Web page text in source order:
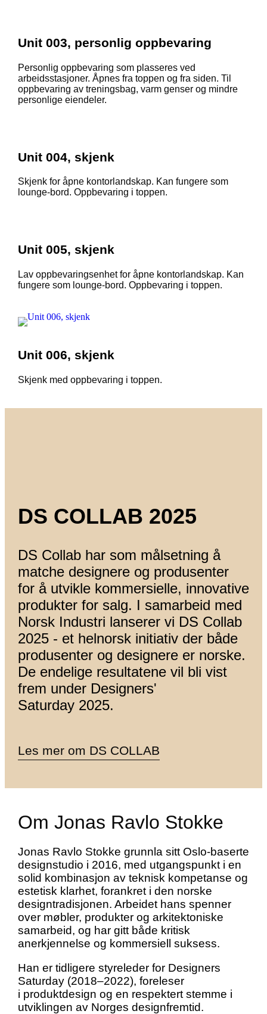
Unit 003, personlig oppbevaring
Personlig oppbevaring som plasseres ved
arbeidsstasjoner. Åpnes fra toppen og fra siden. Til
oppbevaring av treningsbag, varm genser og mindre
personlige eiendeler.
Unit 004, skjenk
Skjenk for åpne kontorlandskap. Kan fungere som
lounge-bord. Oppbevaring i toppen.
Unit 005, skjenk
Lav oppbevaringsenhet for åpne kontorlandskap. Kan
fungere som lounge-bord. Oppbevaring i toppen.
Unit 006, skjenk
Skjenk med oppbevaring i toppen.
DS COLLAB 2025
DS Collab har som målsetning å
matche designere og produsenter
for å utvikle kommersielle, innovative
produkter for salg. I samarbeid med
Norsk Industri lanserer vi DS Collab
2025 - et helnorsk initiativ der både
produsenter og designere er norske.
De endelige resultatene vil bli vist
frem under Designers'
Saturday 2025.
Les mer om DS COLLAB
Om Jonas Ravlo Stokke
Jonas Ravlo Stokke grunnla sitt Oslo-baserte
designstudio i 2016, med utgangspunkt i en
solid kombinasjon av teknisk kompetanse og
estetisk klarhet, forankret i den norske
designtradisjonen. Arbeidet hans spenner
over møbler, produkter og arkitektoniske
samarbeid, og har gitt både kritisk
anerkjennelse og kommersiell suksess.
Han er tidligere styreleder for Designers
Saturday (2018–2022), foreleser
i produktdesign og en respektert stemme i
utviklingen av Norges designfremtid.